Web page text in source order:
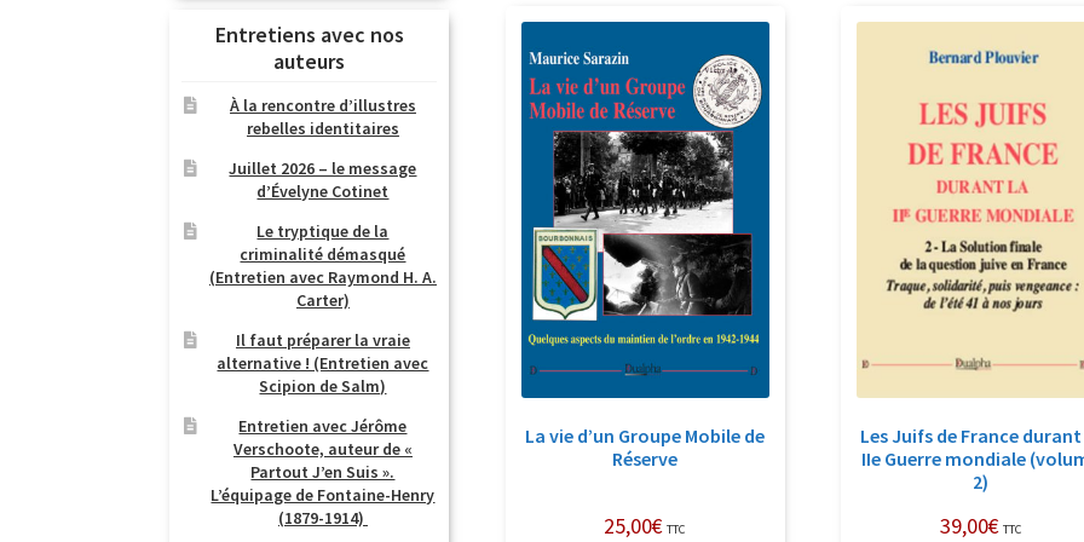
récent
plus
ancien
La vie d’un Groupe Mobile de
Réserve
25,00€ TTC
Les Juifs de France
IIe Guerre mondiale
2)
39,00€ TTC
Entretiens avec nos
auteurs
À la rencontre d’illustres
rebelles identitaires
Juillet 2026 – le message
d’Évelyne Cotinet
Le tryptique de la
criminalité démasqué
(Entretien avec Raymond H. A.
Carter)
Il faut préparer la vraie
alternative ! (Entretien avec
Scipion de Salm)
Entretien avec Jérôme
Verschoote, auteur de «
Partout J’en Suis ».
L’équipage de Fontaine-Henry
(1879-1914)